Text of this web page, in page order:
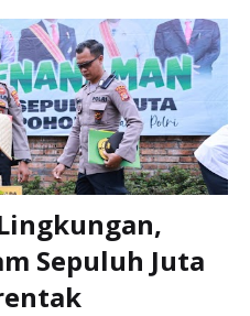
Sepuluh Juta